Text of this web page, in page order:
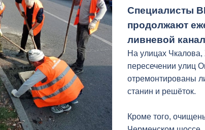
Специалисты
продолжают
ливневой
На улицах
пересечении улиц
отремонтированы
станин и решёток.
Кроме того,